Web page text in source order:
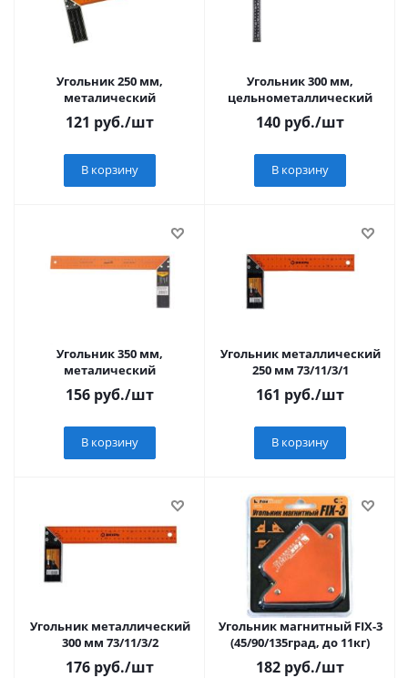
Угольник 250 мм,
металический
121 руб./шт
В корзину
Угольник 300 мм,
цельнометаллический
140 руб./шт
В корзину
Угольник 350 мм,
металический
156 руб./шт
В корзину
Угольник металлический
250 мм 73/11/3/1
161 руб./шт
В корзину
Угольник металлический
300 мм 73/11/3/2
176 руб./шт
Угольник магнитный FIX-3
(45/90/135град, до 11кг)
182 руб./шт